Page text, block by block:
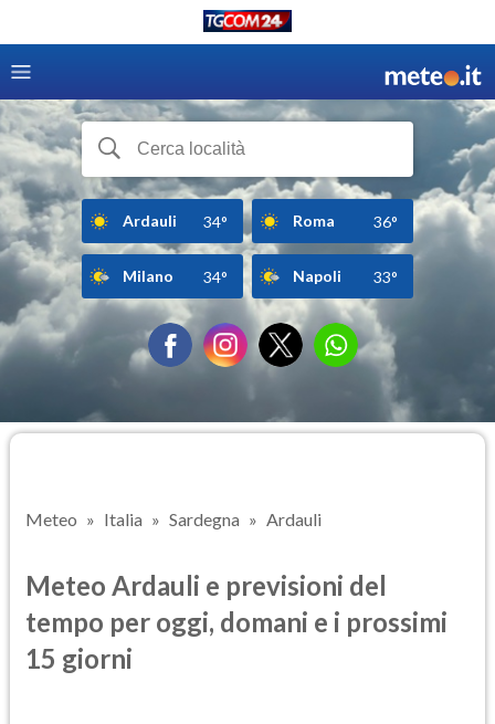
Ardauli 34° Roma 36°
Milano 34° Napoli 33°
Meteo Italia Sardegna Ardauli
Meteo Ardauli e previsioni del
tempo per oggi, domani e i prossimi
15 giorni